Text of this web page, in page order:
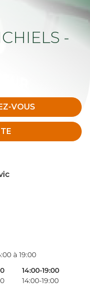
-
VOUS
à 19:00
14:00-19:00
14:00-19:00